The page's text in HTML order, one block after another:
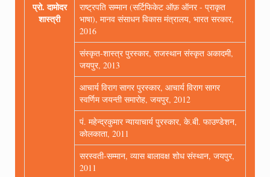
प्रो. दामोदर
शास्त्री
राष्ट्रपति सम्मान (सर्टिफिकेट ऑफ़ ऑनर - प्राकृत
भाषा), मानव संसाधन विकास मंत्रालय, भारत सरकार,
2016
संस्कृत-शास्त्र पुरस्कार, राजस्थान संस्कृत अकादमी,
जयपुर, 2013
आचार्य विराग सागर पुरस्कार, आचार्य विराग सागर
स्वर्णिम जयन्ती समारोह, जयपुर, 2012
पं. महेन्द्रकुमार न्यायाचार्य पुरस्कार, के.बी. फाउण्डेशन,
कोलकाता, 2011
सरस्वती-सम्मान, व्यास बालावक्ष शोध संस्थान, जयपुर,
2011